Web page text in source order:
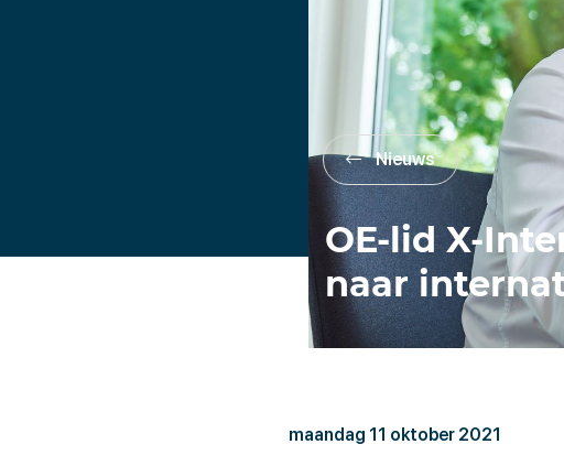
Nieuws
OE-lid X-
naar
maandag 11 oktober 2021